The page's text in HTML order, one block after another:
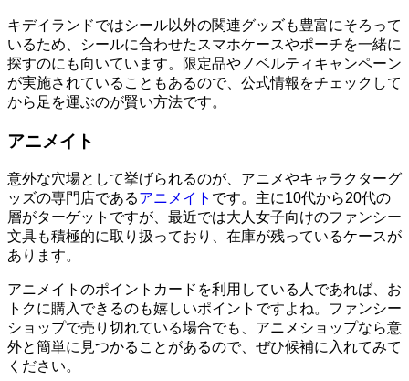
キデイランドではシール以外の関連グッズも豊富にそろって
いるため、シールに合わせたスマホケースやポーチを一緒に
探すのにも向いています。限定品やノベルティキャンペーン
が実施されていることもあるので、公式情報をチェックして
から足を運ぶのが賢い方法です。
アニメイト
意外な穴場として挙げられるのが、アニメやキャラクターグ
ッズの専門店であるアニメイト です。主に10代から20代の
層がターゲットですが、最近では大人女子向けのファンシー
文具も積極的に取り扱っており、在庫が残っているケースが
あります。
アニメイトのポイントカードを利用している人であれば、お
トクに購入できるのも嬉しいポイントですよね。ファンシー
ショップで売り切れている場合でも、アニメショップなら意
外と簡単に見つかることがあるので、ぜひ候補に入れてみて
ください。